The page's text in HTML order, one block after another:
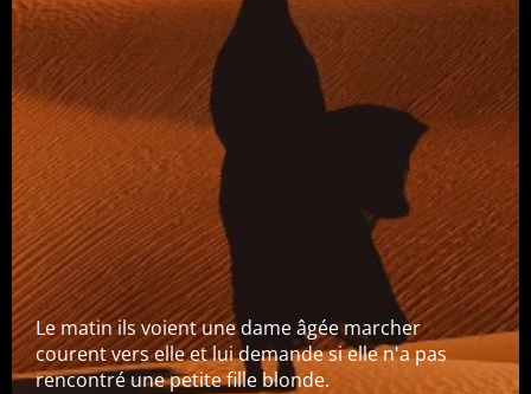
Le matin ils voient une dame âgée marcher
courent vers elle et lui demande si elle n'a pas
rencontré une petite fille blonde.